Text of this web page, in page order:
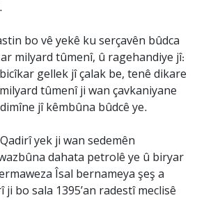
bo vê yekê ku serçavên bûdca
milyard tûmenî, û ragehandiye jî:
gellek jî çalak be, tenê dikare
tûmenî ji wan çavkaniyane
jî kêmbûna bûdcê ye.
yek ji wan sedemên
dahata petrolê ye û biryar
Îsal bernameya şeş a
bo sala 1395’an radestî meclisê